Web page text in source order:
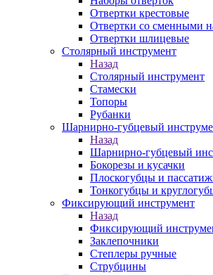
Отвертки крестовые
Отвертки со сменными
Отвертки шлицевые
Столярный инструмент
Назад
Столярный инструмент
Стамески
Топоры
Рубанки
Шарнирно-губцевый
Назад
Шарнирно-губцевый
Бокорезы и кусачки
Плоскогубцы и
Тонкогубцы и
Фиксирующий инструмент
Назад
Фиксирующий
Заклепочники
Степлеры ручные
Струбцины